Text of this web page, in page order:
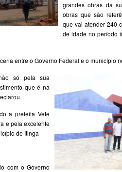
grandes obras da
obras que são
que vai atender 240
de idade no período
entre o Governo Federal e o município
só pela sua
que é na
a prefeita Vete
e pela excelente
de Itinga
com o Governo